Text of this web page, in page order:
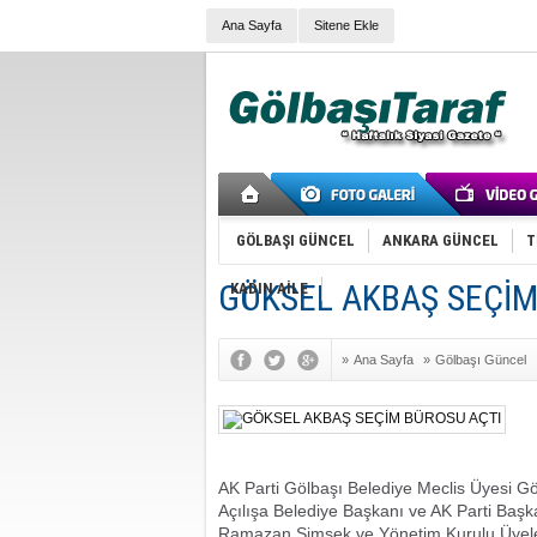
Ana Sayfa Sitene Ekle
GÖLBAŞI GÜNCEL ANKARA GÜNCEL
KADIN AİLE
GÖKSEL AKBAŞ
» Ana Sayfa » Gölbaşı Güncel
AK Parti Gölbaşı Belediye Meclis Üyesi
Açılışa Belediye Başkanı ve AK Parti